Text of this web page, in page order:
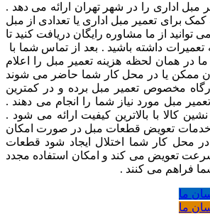
مبل اداری را در شهر تهران ارائه می دهد .
برای تعمیر مبل اداری یا تعدادی از مبل
توانید از ما مشاوره رایگان دریافت کنید تا
تعمیرات داشته باشید . بعد از تماس شما با
در همان لحظه هزینه تعمیر مبل را اعلام
ممکن یا در محل کار شما حاضر می شوند
مخصوص تعمیر مبل برده و در کمترین
مبل مورد نیاز شما را انجام می دهند .
کالا با بالاترین کیفیت ارائه می شود .
خدمات تعویض قطعات مبل در صورت امکان
محل کار شما اختلال ایجاد شود قطعات
تعویض می کند و امکان استفاده مجدد
فراهم می کنند .
ما
ما